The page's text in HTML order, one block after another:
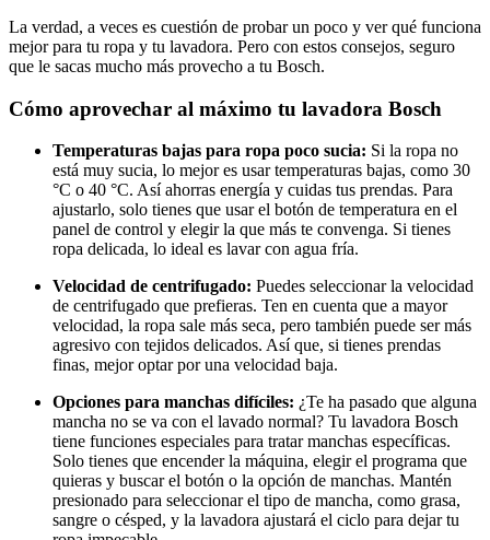
La verdad, a veces es cuestión de probar un poco y ver qué funciona
mejor para tu ropa y tu lavadora. Pero con estos consejos, seguro
que le sacas mucho más provecho a tu Bosch.
Cómo aprovechar al máximo tu lavadora Bosch
Temperaturas bajas para ropa poco sucia: Si la ropa no
está muy sucia, lo mejor es usar temperaturas bajas, como 30
°C o 40 °C. Así ahorras energía y cuidas tus prendas. Para
ajustarlo, solo tienes que usar el botón de temperatura en el
panel de control y elegir la que más te convenga. Si tienes
ropa delicada, lo ideal es lavar con agua fría.
Velocidad de centrifugado: Puedes seleccionar la velocidad
de centrifugado que prefieras. Ten en cuenta que a mayor
velocidad, la ropa sale más seca, pero también puede ser más
agresivo con tejidos delicados. Así que, si tienes prendas
finas, mejor optar por una velocidad baja.
Opciones para manchas difíciles: ¿Te ha pasado que alguna
mancha no se va con el lavado normal? Tu lavadora Bosch
tiene funciones especiales para tratar manchas específicas.
Solo tienes que encender la máquina, elegir el programa que
quieras y buscar el botón o la opción de manchas. Mantén
presionado para seleccionar el tipo de mancha, como grasa,
sangre o césped, y la lavadora ajustará el ciclo para dejar tu